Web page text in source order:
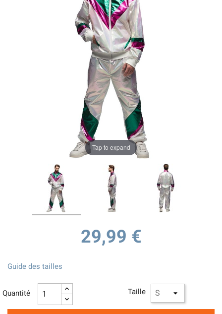
Tap to expand
29,99 €
Taille
Guide des tailles
Quantité